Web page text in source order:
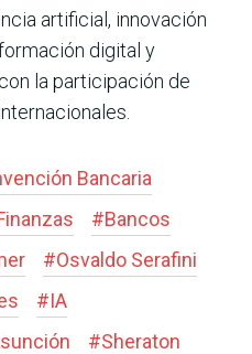
artificial, innovación
digital y
la participación de
Bancaria
#Bancos
#Osvaldo Serafini
#IA
#Sheraton